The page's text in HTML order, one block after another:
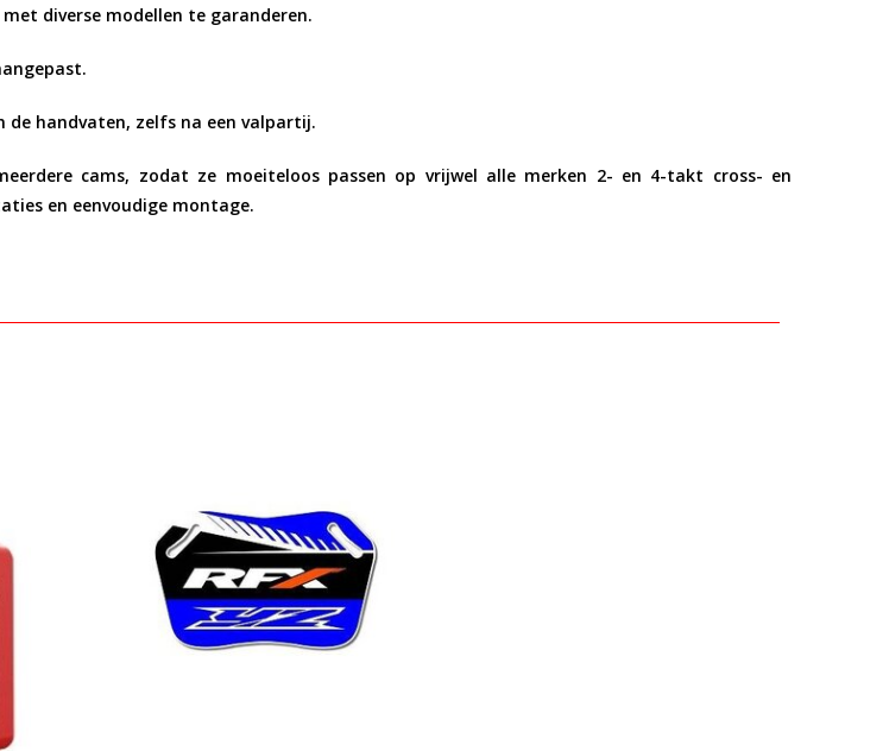
diverse modellen te garanderen.
de handvaten, zelfs na een valpartij.
cams, zodat ze moeiteloos passen op vrijwel alle merken 2- en 4-takt cross- en
en eenvoudige montage.